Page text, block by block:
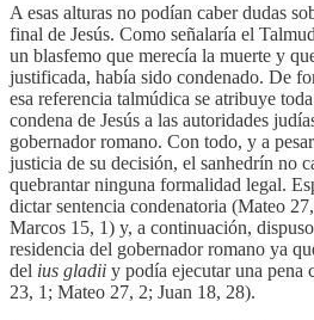
A esas alturas no podían caber dudas
final de Jesús. Como señalaría el
un blasfemo que merecía la muerte y
justificada, había sido condenado. De
esa referencia talmúdica se atribuye
condena de Jesús a las autoridades
gobernador romano. Con todo, y a
justicia de su decisión, el sanhedrín no
quebrantar ninguna formalidad legal.
dictar sentencia condenatoria (Mateo
Marcos 15, 1) y, a continuación,
residencia del gobernador romano ya
del ius gladii y podía ejecutar una pena
23, 1; Mateo 27, 2; Juan 18, 28).